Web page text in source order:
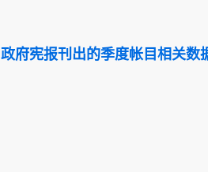
政府宪报刊出的季度帐目相关数